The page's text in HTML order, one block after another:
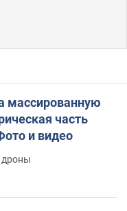
массированную
часть
и видео
дроны